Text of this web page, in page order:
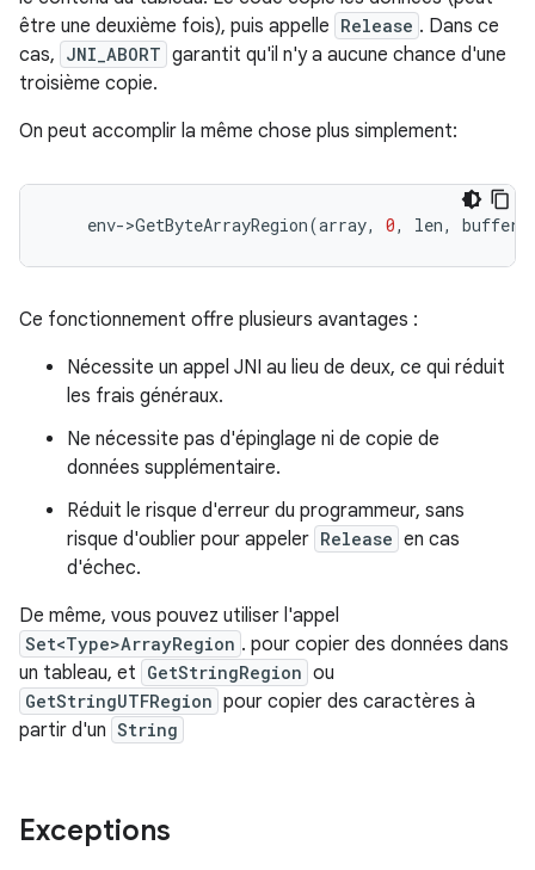
être une deuxième fois), puis appelle Release . Dans ce
cas, JNI_ABORT garantit qu'il n'y a aucune chance d'une
troisième copie.
On peut accomplir la même chose plus simplement:
env->GetByteArrayRegion(array, 0, len, buffer
Ce fonctionnement offre plusieurs avantages :
Nécessite un appel JNI au lieu de deux, ce qui réduit
les frais généraux.
Ne nécessite pas d'épinglage ni de copie de
données supplémentaire.
Réduit le risque d'erreur du programmeur, sans
risque d'oublier pour appeler Release en cas
d'échec.
De même, vous pouvez utiliser l'appel
Set<Type>ArrayRegion . pour copier des données dans
un tableau, et GetStringRegion ou
GetStringUTFRegion pour copier des caractères à
partir d'un String
Exceptions